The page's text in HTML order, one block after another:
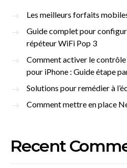
Les meilleurs forfaits
Guide complet pour
répéteur WiFi Pop 3
Comment activer le
pour iPhone : Guide étape
Solutions pour remédier à
Comment mettre en place
Recent